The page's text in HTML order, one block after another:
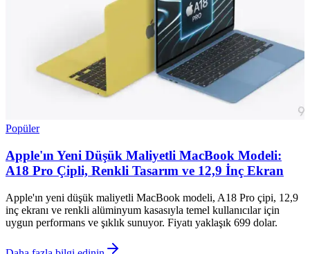
Popüler
Apple'ın Yeni Düşük Maliyetli MacBook Modeli:
A18 Pro Çipli, Renkli Tasarım ve 12,9 İnç Ekran
Apple'ın yeni düşük maliyetli MacBook modeli, A18 Pro çipi, 12,9
inç ekranı ve renkli alüminyum kasasıyla temel kullanıcılar için
uygun performans ve şıklık sunuyor. Fiyatı yaklaşık 699 dolar.